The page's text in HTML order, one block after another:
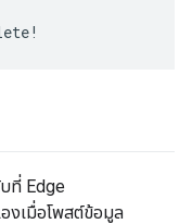
ที่ Edge
งเมื่อโพสต์ข้อมูล